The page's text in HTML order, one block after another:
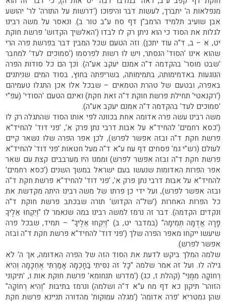
מנפלאות ה' יתברך, לעשות דבר והיפוכו ('דרשות על התורה' לר' יהושע
אבן שועיב תלמיד הרמב"ן דף סח ע"ב טור ב). ונאסר על משה רבינו
לגלות את הסוד כי הוא ניתן רק לו לבדו ('האלשיך הקדוש' פרשת חוקת
יט, א – ב, ד"ה עוד יתכן). וזה הטעם שכל המבין דבר בפרשת פרה הרי
שהוא אינו 'הסוד' הנסתר, ויש לו רשות לפרסמו ('סמוכים לעד' למחבר
'שבט מוסר' בהקדמה ד"ה אמנם יעקב אע"ה). וכך הם כל סודות הפרה
הנוגעות באדמימותה, בתמימותה, בשריפתה בחוץ, בסוד המים שניתנים
באפרה, ובטעם של טהרת הטמאים – שבכל אלו אכן התגלו טעמיהם
('רקנאטי' תחילת פרשת חוקת ד"ה זאת חקת) ואינם הטעם 'הסודי' (עפ"י
'סמוכים לעד' בהקדמה ד"ה אמנם יעקב אע"ה).
משה רבינו עשה פרה אדומה אחת בכוונה לפי אותו הסוד שהתגלה רק לו
('כסא רחמים' להחיד"א על אבות דרבי נתן פרק א', 'פני דוד' להחיד"א
פרשת חקת ד"ה ובזה אפשר לפרש), לכן אפר הפרה שלו נשאר קיים
לעולם (רש"י גמ' פסחים דף עח ע"א ד"ה מעל חטאות 'פני דוד' להחיד"א
פרשת חקת ד"ה ובזה אפשר לפרש) וממנו היו מערבבים קצת עם שאר
אפר הפרות האדומות שנעשו בעם ישראל במשך השנים ('כסא רחמים'
להחיד"א על אבות דרבי נתן פרק א', 'פני דוד' להחיד"א פרשת חקת ד"ה
ובזה אפשר לפרש), ועל ידי כן פרתו של משה רבינו היתה מקדשת את
כל הפרות האחרות ('של"ה הקדוש' תורה שבכתב פרשת חוקת ד"ה
ונקדים הקדמה). דבר זה נרמז למשה רבינו במה שנאמר לו "וְיִקְחוּ אֵלֶיךָ
פָרָה אֲדֻמָּה תְּמִימָה" (במדבר יט, ב) "וְיִקְחוּ אֵלֶיךָ" – תמיד, שבכל פרה
שיעשו ייקחו מאפר הפרה שלך ('פני דוד' להחיד"א פרשת חקת ד"ה ובזה
אפשר לפרש).
שלמה המלך ביקש לדעת את הסוד הזה של הפרה האדומה, אך ה' לא
גילה לו. ועל זה אמר שלמה "כָּל זֹה נִסִּיתִי בַחָכְמָה אָמַרְתִּי אֶחְכָּמָה וְהִיא
רְחוֹקָה מִמֶּנִּי" (קהלת ז, כג) ('מדרש תנחומא' פרשת חוקת אות ו, 'תיקוני
הזוהר' תיקון כא דף מח ע"א ד"ה ושלמה) ונרמז בתיבות "וְהִיא רְחוֹקָה"
שהן גמטריא 'פרה אדומה' ('מגלה עמוקות' מהדורה תניינא פרשת חקת